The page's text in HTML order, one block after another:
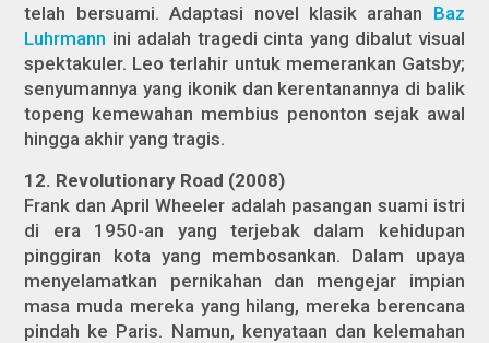
telah bersuami. Adaptasi novel klasik arahan Baz
Luhrmann ini adalah tragedi cinta yang dibalut visual
spektakuler. Leo terlahir untuk memerankan Gatsby;
senyumannya yang ikonik dan kerentanannya di balik
topeng kemewahan membius penonton sejak awal
hingga akhir yang tragis.
12. Revolutionary Road (2008)
Frank dan April Wheeler adalah pasangan suami istri
di era 1950-an yang terjebak dalam kehidupan
pinggiran kota yang membosankan. Dalam upaya
menyelamatkan pernikahan dan mengejar impian
masa muda mereka yang hilang, mereka berencana
pindah ke Paris. Namun, kenyataan dan kelemahan